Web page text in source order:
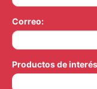
Correo:
Productos de